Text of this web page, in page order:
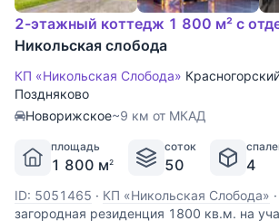
2-этажный коттедж 1 800 м² с
Никольская слобода
КП «Никольская Слобода»
Поздняково
Новорижское~9 км от МКАД
площадь
1 800 м2
соток
50 4
ID: 5051465 · КП «Никольская Слобода» ·
загородная резиденция 1800 кв.м. на